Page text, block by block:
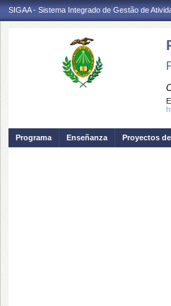
SIGAA - Sistema Integrado de Gestão de
Programa Enseñanza Proyectos